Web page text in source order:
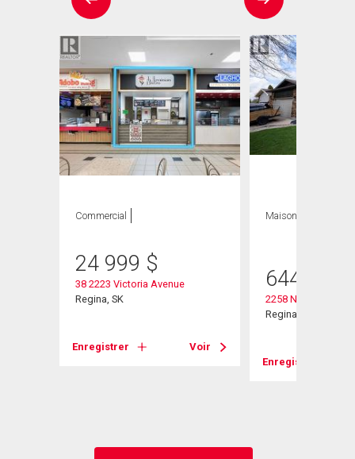
Commercial
24 999 $
38 2223 Victoria Avenue
Regina, SK
Enregistrer Voir
Maison
644 900
2258 Newis Bay E
Regina, SK
Enregistrer